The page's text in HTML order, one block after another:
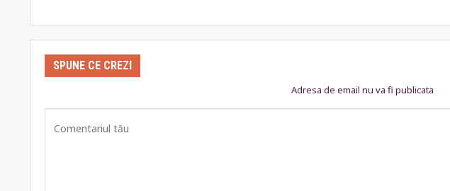
SPUNE CE CREZI
Adresa de email nu va fi publicata